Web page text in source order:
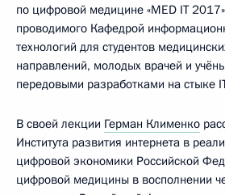
по цифровой медицине «MED IT
проводимого Кафедрой
технологий для студентов
направлений, молодых врачей и
передовыми разработками на стыке
В своей лекции Герман Клименко
Института развития интернета в
цифровой экономики Российской
цифровой медицины в восполнении